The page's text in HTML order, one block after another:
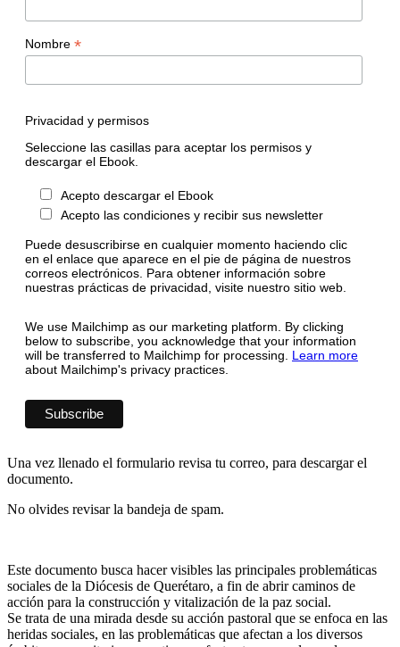
Nombre *
Privacidad y permisos
Seleccione las casillas para aceptar los permisos y
descargar el Ebook.
Acepto descargar el Ebook
Acepto las condiciones y recibir sus newsletter
Puede desuscribirse en cualquier momento haciendo clic
en el enlace que aparece en el pie de página de nuestros
correos electrónicos. Para obtener información sobre
nuestras prácticas de privacidad, visite nuestro sitio web.
We use Mailchimp as our marketing platform. By clicking
below to subscribe, you acknowledge that your information
will be transferred to Mailchimp for processing. Learn more
about Mailchimp's privacy practices.
Una vez llenado el formulario revisa tu correo, para descargar el
documento.
No olvides revisar la bandeja de spam.
Este documento busca hacer visibles las principales problemáticas
sociales de la Diócesis de Querétaro, a fin de abrir caminos de
acción para la construcción y vitalización de la paz social.
Se trata de una mirada desde su acción pastoral que se enfoca en las
heridas sociales, en las problemáticas que afectan a los diversos